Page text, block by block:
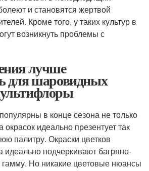
и становятся жертвой
Кроме того, у таких культур в
возникнуть проблемы с
лучше
для шаровидных
в конце сезона не только
окрасок идеально презентует так
палитру. Окраски цветков
идеально подчеркивают багряно-
Но никакие цветовые нюансы